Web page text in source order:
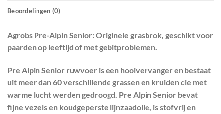
Beoordelingen (0)
Agrobs Pre-Alpin Senior: Originele grasbrok, geschikt voor
paarden op leeftijd of met gebitproblemen.
Pre Alpin Senior ruwvoer is een hooivervanger en bestaat
uit meer dan 60 verschillende grassen en kruiden die met
warme lucht werden gedroogd. Pre Alpin Senior bevat
fijne vezels en koudgeperste lijnzaadolie, is stofvrij en